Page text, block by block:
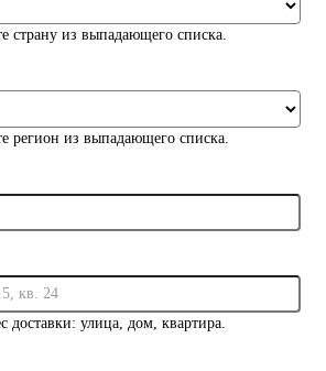
страну из выпадающего списка.
регион из выпадающего списка.
доставки: улица, дом, квартира.